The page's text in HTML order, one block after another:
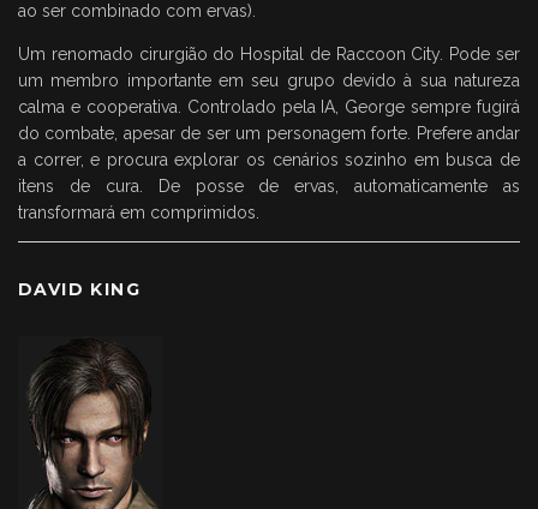
ao ser combinado com ervas).
Um renomado cirurgião do Hospital de Raccoon City. Pode ser
um membro importante em seu grupo devido à sua natureza
calma e cooperativa. Controlado pela IA, George sempre fugirá
do combate, apesar de ser um personagem forte. Prefere andar
a correr, e procura explorar os cenários sozinho em busca de
itens de cura. De posse de ervas, automaticamente as
transformará em comprimidos.
DAVID KING